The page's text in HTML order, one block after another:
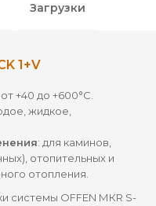
Загрузки
1+V
от +40 до +600°С.
жидкое,
: для каминов,
отопительных и
отопления.
системы OFFEN МКR S-